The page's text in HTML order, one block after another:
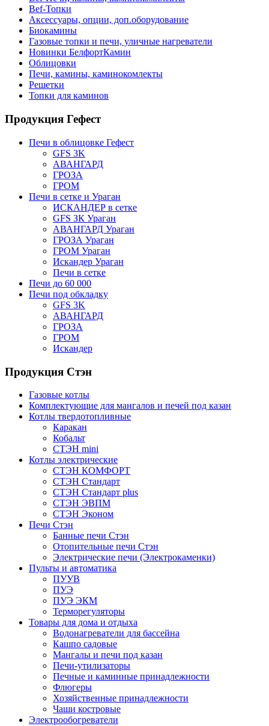
Bef-Топки
Аксессуары, опции, доп.оборудование
Биокамины
Газовые топки и печи, уличные нагреватели
Новинки БелфортКамин
Облицовки
Печи, камины, каминокомлекты
Решетки
Топки для каминов
Продукция Гефест
Печи в облицовке Гефест
GFS 3K
АВАНГАРД
ГРОЗА
ГРОМ
Печи в сетке и Ураган
ИСКАНДЕР в сетке
GFS ЗК Ураган
АВАНГАРД Ураган
ГРОЗА Ураган
ГРОМ Ураган
Искандер Ураган
Печи в сетке
Печи до 60 000
Печи под обкладку
GFS 3K
АВАНГАРД
ГРОЗА
ГРОМ
Искандер
Продукция Стэн
Газовые котлы
Комплектующие для мангалов и печей под казан
Котлы твердотопливные
Каракан
Кобальт
СТЭН mini
Котлы электрические
СТЭН КОМФОРТ
СТЭН Стандарт
СТЭН Стандарт plus
СТЭН ЭВПМ
СТЭН Эконом
Печи Стэн
Банные печи Стэн
Отопительные печи Стэн
Электрические печи (Электрокаменки)
Пульты и автоматика
ПУУВ
ПУЭ
ПУЭ ЭКМ
Терморегуляторы
Товары для дома и отдыха
Водонагреватели для бассейна
Кашпо садовые
Мангалы и печи под казан
Печи-утилизаторы
Печные и каминные принадлежности
Флюгеры
Хозяйственные принадлежности
Чаши костровые
Электрообогреватели